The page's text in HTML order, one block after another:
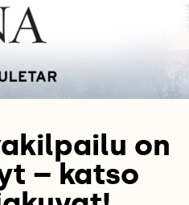
on
– katso